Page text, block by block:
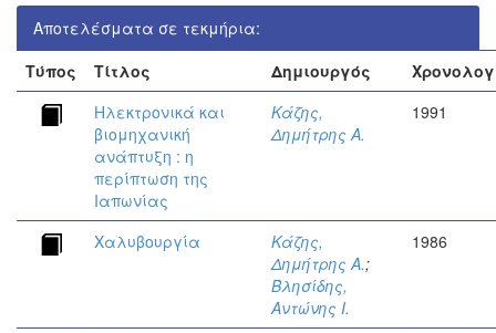
Αποτελέσματα σε τεκμήρια:
Τύπος
Τίτλος Δημιουργός
Ηλεκτρονικά και
βιομηχανική
ανάπτυξη : η
περίπτωση της
Ιαπωνίας
Κάζης,
Δημήτρης Α.
1991
Χαλυβουργία
Κάζης,
Δημήτρης Α.;
Βλησίδης,
Αντώνης Ι.
1986